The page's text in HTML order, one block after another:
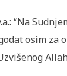
“Na
osim za